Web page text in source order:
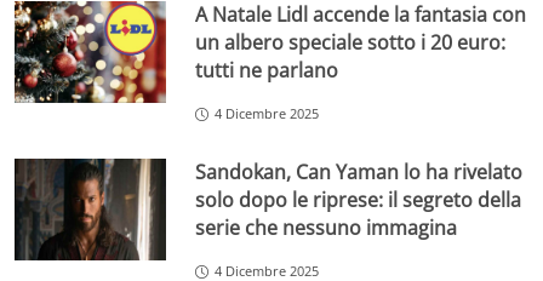
A Natale Lidl accende la fantasia con
un albero speciale sotto i 20 euro:
tutti ne parlano
4 Dicembre 2025
Sandokan, Can Yaman lo ha rivelato
solo dopo le riprese: il segreto della
serie che nessuno immagina
4 Dicembre 2025